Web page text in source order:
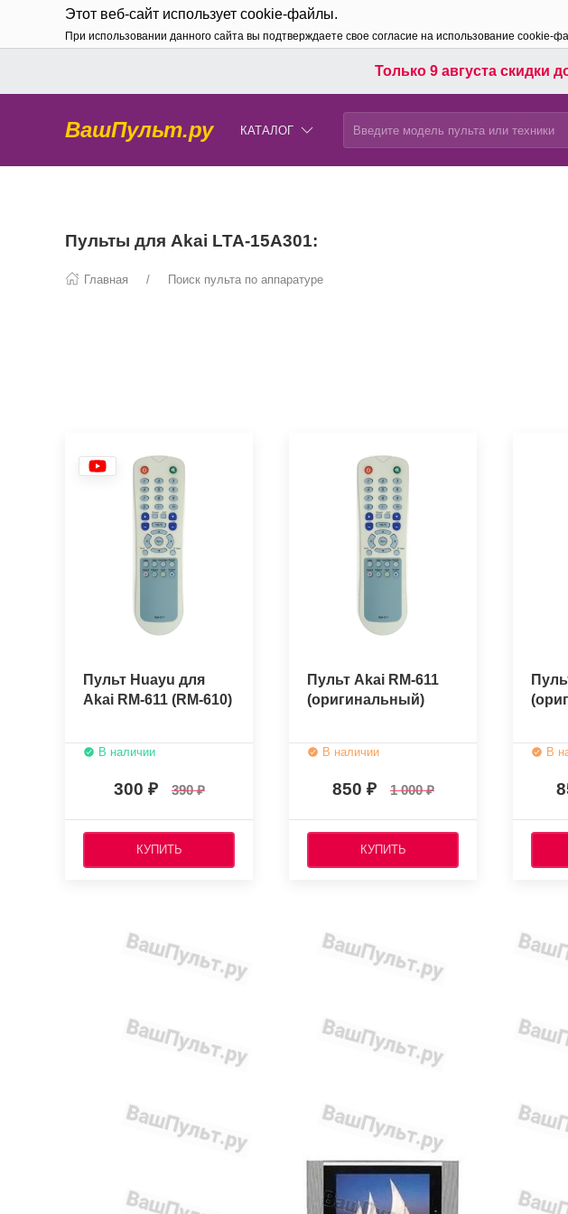
Этот веб-сайт использует cookie-файлы.
При использовании данного сайта вы подтверждаете свое согласие на использование cookie-
Только 9 августа скидки
ВашПульт.ру КАТАЛОГ
Пульты для Akai LTA-15A301:
Главная Поиск пульта по аппаратуре
Пульт Huayu для
Akai RM-611 (RM-610)
В наличии
300 390
КУПИТЬ
Пульт Akai RM-611
(оригинальный)
В наличии
850 1 000
КУПИТЬ
В